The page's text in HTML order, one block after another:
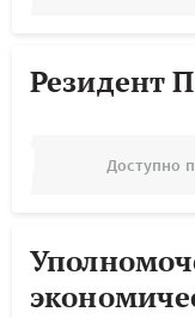
Резидент
Доступно